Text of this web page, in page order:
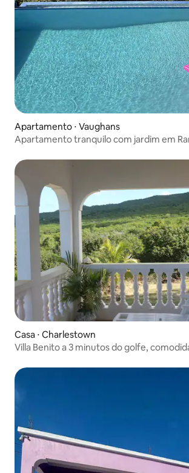
Apartamento ⋅ Vaughans
Apartamento tranquilo com jardim em
Casa ⋅ Charlestown
Villa Benito a 3 minutos do golfe,